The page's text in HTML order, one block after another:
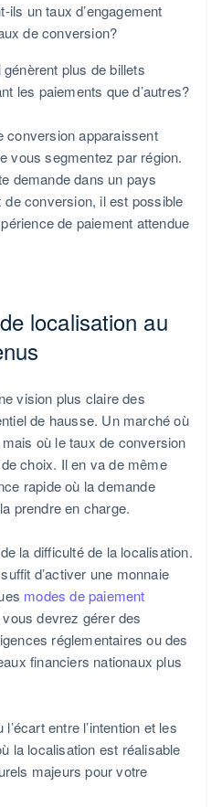
un taux d’engagement
de conversion?
plus de billets
les paiements que d’autres?
conversion apparaissent
vous segmentez par région.
demande dans un pays
conversion, il est possible
de paiement attendue
localisation au
vision plus claire des
de hausse. Un marché où
où le taux de conversion
choix. Il en va de même
rapide où la demande
prendre en charge.
la difficulté de la localisation.
d’activer une monnaie
modes de paiement
devrez gérer des
réglementaires ou des
financiers nationaux plus
entre l’intention et les
la localisation est réalisable
majeurs pour votre